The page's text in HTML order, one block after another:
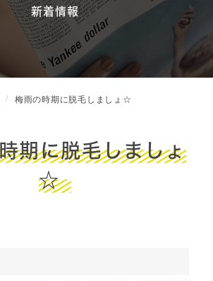
新着情報
梅雨の時期に脱毛しましょ☆
期に脱毛しましょ
☆